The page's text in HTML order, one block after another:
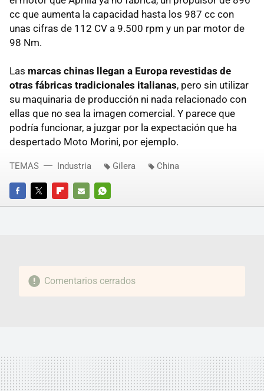
cc que aumenta la capacidad hasta los 987 cc con
unas cifras de 112 CV a 9.500 rpm y un par motor de
98 Nm.
Las marcas chinas llegan a Europa revestidas de
otras fábricas tradicionales italianas, pero sin utilizar
su maquinaria de producción ni nada relacionado con
ellas que no sea la imagen comercial. Y parece que
podría funcionar, a juzgar por la expectación que ha
despertado Moto Morini, por ejemplo.
FACEBOOKTWITTERFLIPBOARD
E-
WHATSAPP
TEMAS Industria Gilera China
Comentarios cerrados